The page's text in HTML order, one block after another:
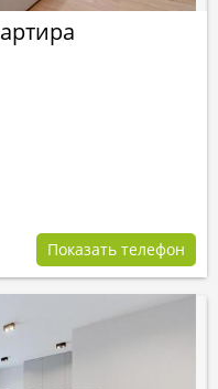
Показать телефон